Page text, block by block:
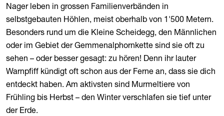
Nager leben in grossen Familienverbänden in
selbstgebauten Höhlen, meist oberhalb von 1'500 Metern.
Besonders rund um die Kleine Scheidegg, den Männlichen
oder im Gebiet der Gemmenalphornkette sind sie oft zu
sehen – oder besser gesagt: zu hören! Denn ihr lauter
Warnpfiff kündigt oft schon aus der Ferne an, dass sie dich
entdeckt haben. Am aktivsten sind Murmeltiere von
Frühling bis Herbst – den Winter verschlafen sie tief unter
der Erde.